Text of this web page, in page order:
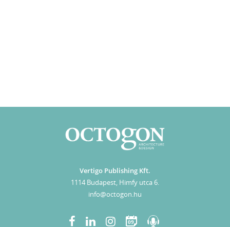
Vertigo Publishing Kft.
1114 Budapest, Himfy utca 6.
info@octogon.hu
09